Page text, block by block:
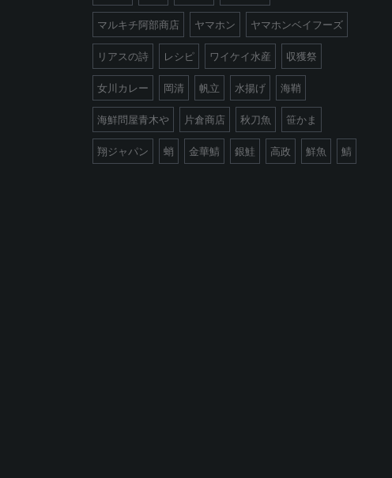
マルキチ阿部商店 ヤマホン ヤマホンベイフーズ
リアスの詩 レシピ ワイケイ水産 収獲祭
女川カレー 岡清 帆立 水揚げ 海鞘
海鮮問屋青木や 片倉商店 秋刀魚 笹かま
翔ジャパン 蛸 金華鯖 銀鮭 高政 鮮魚 鯖